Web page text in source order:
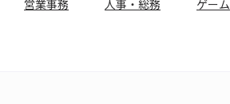
営業事務 人事・総務 ゲーム